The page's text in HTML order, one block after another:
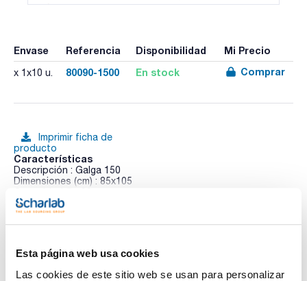
Esta página web usa cookies
Las cookies de este sitio web se usan para personalizar
Envase Referencia Disponibilidad Mi Precio
x 1x10 u. 80090-1500 En stock Comprar
Imprimir ficha de
producto
Características
Descripción : Galga 150
Dimensiones (cm) : 85x105
Pack (u.) : 1x10
Rollos de bolsas para basura
Ver más
Documentación técnica